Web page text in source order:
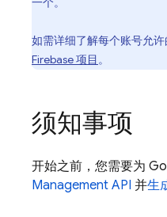
如需详细了解每个账号允
Firebase 项目。
须知事项
开始之前，您需要为
Management API 并生